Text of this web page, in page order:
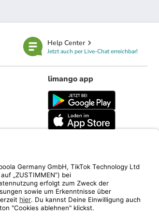
Help Center
Jetzt auch per Live-Chat erreichbar!
limango app
limango.nl limango.pl